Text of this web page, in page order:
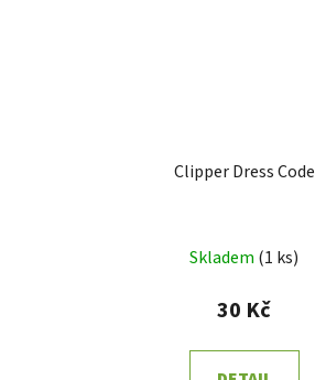
Clipper Dress Code
Skladem (1 ks)
30 Kč